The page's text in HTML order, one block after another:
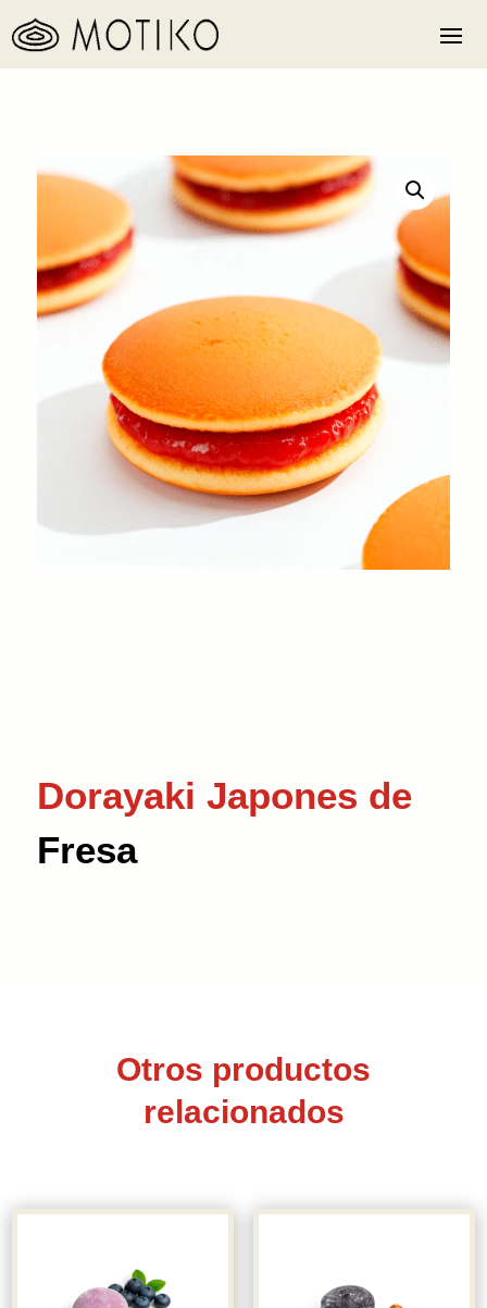
Dorayaki Japones de
Fresa
Otros productos
relacionados